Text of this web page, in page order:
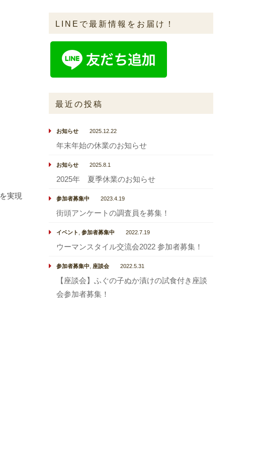
を実現
LINEで最新情報をお届け！
最近の投稿
お知らせ2025.12.22
年末年始の休業のお知らせ
お知らせ2025.8.1
2025年 夏季休業のお知らせ
参加者募集中 2023.4.19
街頭アンケートの調査員を募集！
イベント 参加者募集中 2022.7.19
ウーマンスタイル交流会2022 参加者募集！
参加者募集中 座談会2022.5.31
【座談会】ふぐの子ぬか漬けの試食付き座談
会参加者募集！